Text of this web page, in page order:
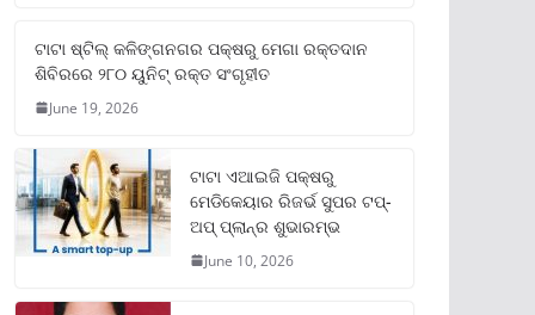
ଟାଟା ଷ୍ଟିଲ୍‌ କଳିଙ୍ଗନଗର ପକ୍ଷରୁ ମେଗା ରକ୍ତଦାନ
ଶିବିରରେ ୨୮୦ ୟୁନିଟ୍‌ ରକ୍ତ ସଂଗୃହୀତ
June 19, 2026
ଟାଟା ଏଆଇଜି ପକ୍ଷରୁ
ମେଡିକେୟାର ରିଜର୍ଭ ସୁପର ଟପ୍‌-
ଅପ୍ ପ୍ଲାନ୍‌ର ଶୁଭାରମ୍ଭ
June 10, 2026